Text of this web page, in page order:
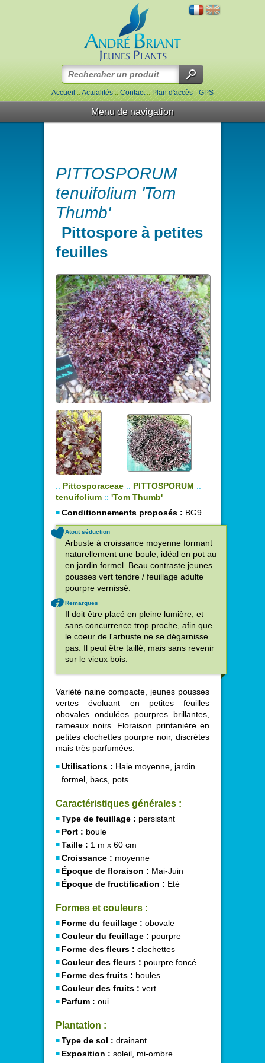
Accueil::Actualités::Contact::Plan d'accès - GPS
Menu de navigation
PITTOSPORUM
tenuifolium 'Tom
Thumb'
Pittospore à petites
feuilles
:: Pittosporaceae :: PITTOSPORUM ::
tenuifolium :: 'Tom Thumb'
Conditionnements proposés : BG9
Atout séduction
Arbuste à croissance moyenne formant
naturellement une boule, idéal en pot au
en jardin formel. Beau contraste jeunes
pousses vert tendre / feuillage adulte
pourpre vernissé.
Remarques
Il doit être placé en pleine lumière, et
sans concurrence trop proche, afin que
le coeur de l'arbuste ne se dégarnisse
pas. Il peut être taillé, mais sans revenir
sur le vieux bois.
Variété naine compacte, jeunes pousses
vertes évoluant en petites feuilles
obovales ondulées pourpres brillantes,
rameaux noirs. Floraison printanière en
petites clochettes pourpre noir, discrètes
mais très parfumées.
Utilisations : Haie moyenne, jardin
formel, bacs, pots
Caractéristiques générales :
Type de feuillage : persistant
Port : boule
Taille : 1 m x 60 cm
Croissance : moyenne
Époque de floraison : Mai-Juin
Époque de fructification : Eté
Formes et couleurs :
Forme du feuillage : obovale
Couleur du feuillage : pourpre
Forme des fleurs : clochettes
Couleur des fleurs : pourpre foncé
Forme des fruits : boules
Couleur des fruits : vert
Parfum : oui
Plantation :
Type de sol : drainant
Exposition : soleil, mi-ombre